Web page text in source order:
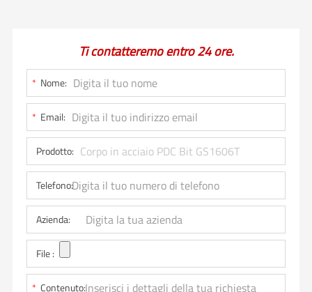
Ti contatteremo entro 24 ore.
* Nome:
* Email:
Prodotto:
Telefono:
Azienda:
File :
* Contenuto: